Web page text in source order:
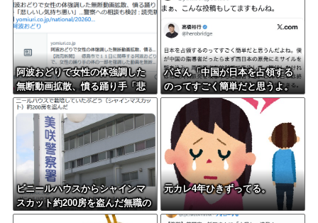
阿波おどりで女性の体強調した
無断動画拡散、憤る踊り手「悲
しいし気持ち悪い」…悪質なケ
ースは警察への相談検討
パさん「中国が日本を占領する
のってすごく簡単だと思うよ。
西日本の原発にミサイルを撃ち
込めばいい」
ビニールハウスからシャインマ
スカット約200房を盗んだ無職の
男逮捕 岡山
元カレ4年ひきずってる。